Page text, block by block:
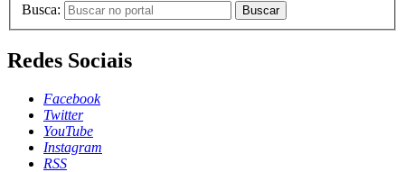
Busca: Buscar
Redes Sociais
Facebook
Twitter
YouTube
Instagram
RSS